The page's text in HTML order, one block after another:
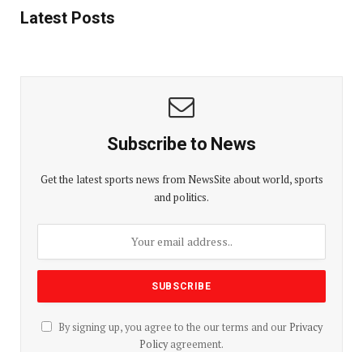
Latest Posts
Subscribe to News
Get the latest sports news from NewsSite about world, sports
and politics.
By signing up, you agree to the our terms and our Privacy
Policyagreement.